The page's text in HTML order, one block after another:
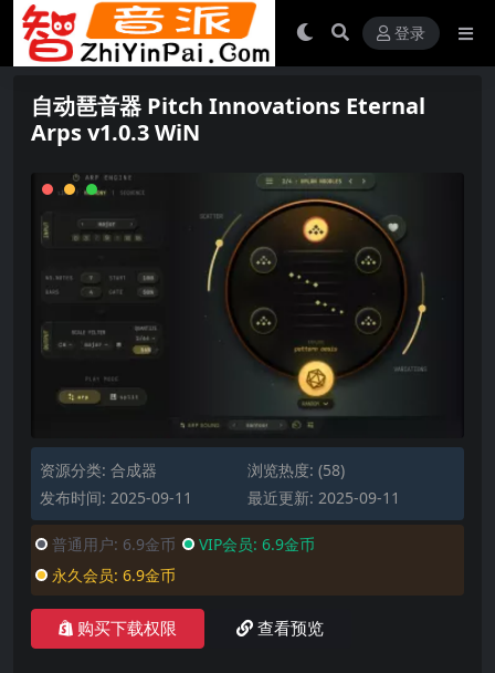
登录
自动琶音器 Pitch Innovations Eternal
Arps v1.0.3 WiN
资源分类: 合成器
浏览热度: (58)
发布时间: 2025-09-11
最近更新: 2025-09-11
普通用户: 6.9金币 VIP会员: 6.9金币
永久会员: 6.9金币
购买下载权限 查看预览